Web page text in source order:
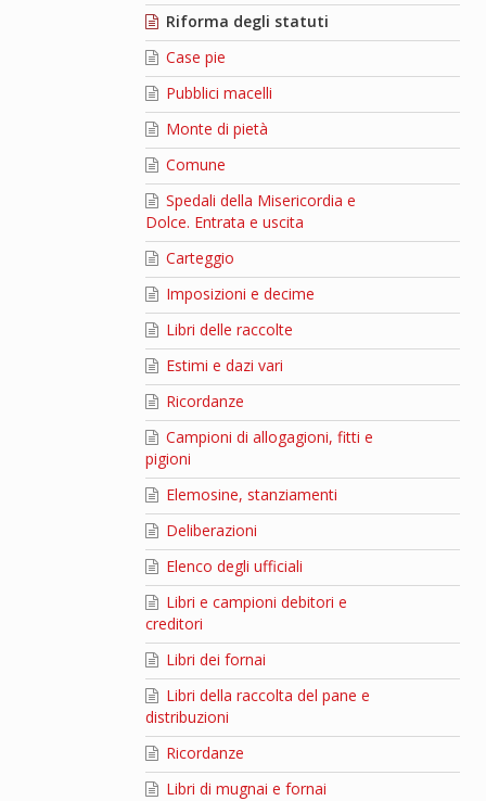
Riforma degli statuti
Case pie
Pubblici macelli
Monte di pietà
Comune
Spedali della Misericordia e
Dolce. Entrata e uscita
Carteggio
Imposizioni e decime
Libri delle raccolte
Estimi e dazi vari
Ricordanze
Campioni di allogagioni, fitti e
pigioni
Elemosine, stanziamenti
Deliberazioni
Elenco degli ufficiali
Libri e campioni debitori e
creditori
Libri dei fornai
Libri della raccolta del pane e
distribuzioni
Ricordanze
Libri di mugnai e fornai